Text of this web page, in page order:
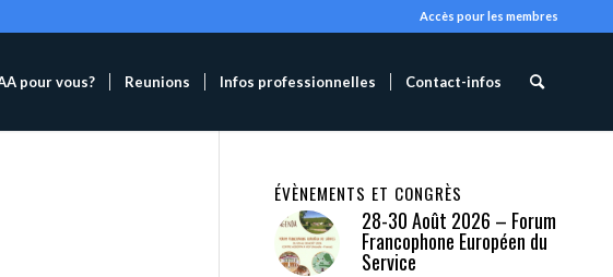
Accès pour les membres
pour vous? Reunions Infos professionnelles Contact-infos
ÉVÈNEMENTS ET CONGRÈS
28-30 Août 2026 – Forum
Francophone Européen du
Service